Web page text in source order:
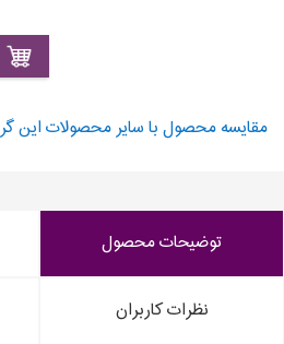
مقایسه محصول با سایر محصولات این
توضیحات محصول
نظرات کاربران